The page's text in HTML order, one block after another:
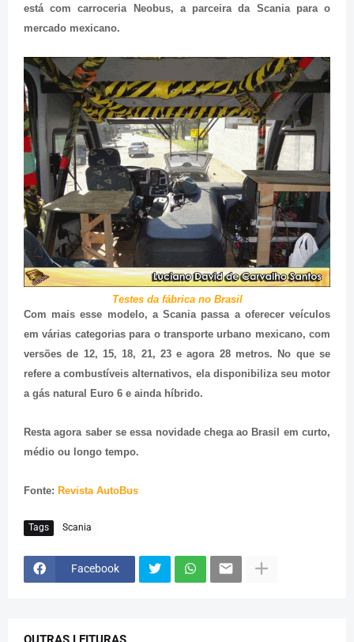
está com carroceria Neobus, a parceira da Scania para o
mercado mexicano.
Testes da fábrica no Brasil
Com mais esse modelo, a Scania passa a oferecer veículos
em várias categorias para o transporte urbano mexicano, com
versões de 12, 15, 18, 21, 23 e agora 28 metros. No que se
refere a combustíveis alternativos, ela disponibiliza seu motor
a gás natural Euro 6 e ainda híbrido.
Resta agora saber se essa novidade chega ao Brasil em curto,
médio ou longo tempo.
Fonte: Revista AutoBus
Tags Scania
Facebook